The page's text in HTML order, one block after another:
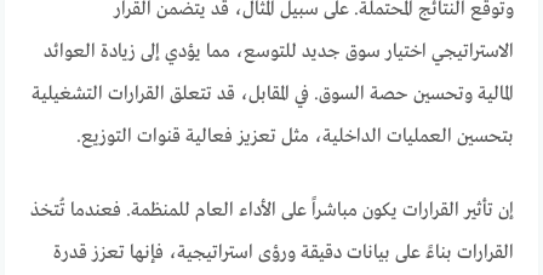
وتوقع النتائج المحتملة. على سبيل المثال، قد يتضمن القرار
الاستراتيجي اختيار سوق جديد للتوسع، مما يؤدي إلى زيادة العوائد
المالية وتحسين حصة السوق. في المقابل، قد تتعلق القرارات التشغيلية
بتحسين العمليات الداخلية، مثل تعزيز فعالية قنوات التوزيع.
إن تأثير القرارات يكون مباشراً على الأداء العام للمنظمة. فعندما تُتخذ
القرارات بناءً على بيانات دقيقة ورؤى استراتيجية، فإنها تعزز قدرة